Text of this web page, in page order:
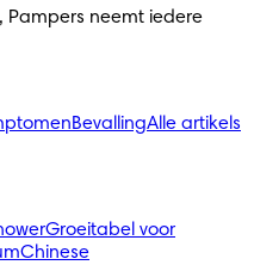
Pampers neemt iedere
BevallingAlle artikels
Groeitabel voor
Chinese